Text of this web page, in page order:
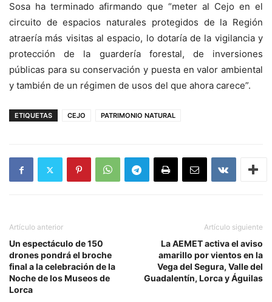
Sosa ha terminado afirmando que “meter al Cejo en el
circuito de espacios naturales protegidos de la Región
atraería más visitas al espacio, lo dotaría de la vigilancia y
protección de la guardería forestal, de inversiones
públicas para su conservación y puesta en valor ambiental
y también de un régimen de usos del que ahora carece”.
ETIQUETAS CEJO PATRIMONIO NATURAL
Artículo anterior
Un espectáculo de 150
drones pondrá el broche
final a la celebración de la
Noche de los Museos de
Lorca
Artículo siguiente
La AEMET activa el aviso
amarillo por vientos en la
Vega del Segura, Valle del
Guadalentín, Lorca y Águilas